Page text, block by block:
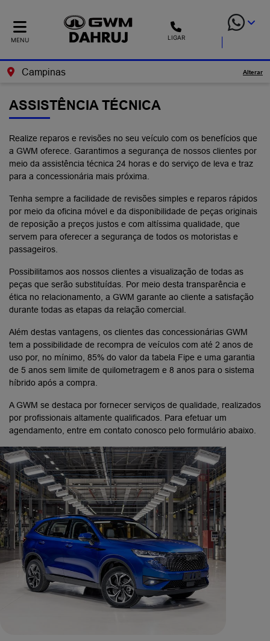
MENU LIGAR
Campinas Alterar
ASSISTÊNCIA TÉCNICA
Realize reparos e revisões no seu veículo com os benefícios que
a GWM oferece. Garantimos a segurança de nossos clientes por
meio da assistência técnica 24 horas e do serviço de leva e traz
para a concessionária mais próxima.
Tenha sempre a facilidade de revisões simples e reparos rápidos
por meio da oficina móvel e da disponibilidade de peças originais
de reposição a preços justos e com altíssima qualidade, que
servem para oferecer a segurança de todos os motoristas e
passageiros.
Possibilitamos aos nossos clientes a visualização de todas as
peças que serão substituídas. Por meio desta transparência e
ética no relacionamento, a GWM garante ao cliente a satisfação
durante todas as etapas da relação comercial.
Além destas vantagens, os clientes das concessionárias GWM
tem a possibilidade de recompra de veículos com até 2 anos de
uso por, no mínimo, 85% do valor da tabela Fipe e uma garantia
de 5 anos sem limite de quilometragem e 8 anos para o sistema
híbrido após a compra.
A GWM se destaca por fornecer serviços de qualidade, realizados
por profissionais altamente qualificados. Para efetuar um
agendamento, entre em contato conosco pelo formulário abaixo.